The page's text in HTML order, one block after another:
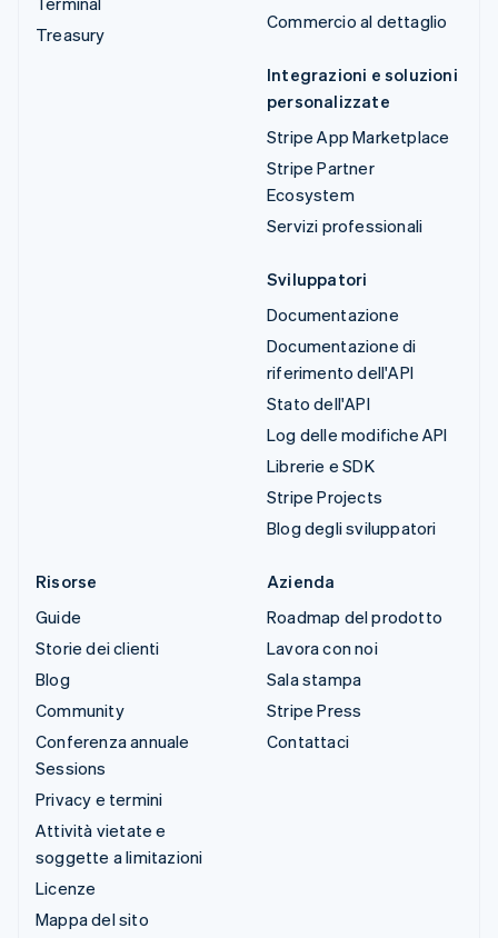
Treasury
Commercio al dettaglio
Integrazioni e soluzioni
personalizzate
Stripe App Marketplace
Stripe Partner
Ecosystem
Servizi professionali
Sviluppatori
Documentazione
Documentazione di
riferimento dell'API
Stato dell'API
Log delle modifiche API
Librerie e SDK
Stripe Projects
Blog degli sviluppatori
Risorse
Guide
Storie dei clienti
Blog
Community
Conferenza annuale
Sessions
Privacy e termini
Attività vietate e
soggette a limitazioni
Licenze
Mappa del sito
Azienda
Roadmap del prodotto
Lavora con noi
Sala stampa
Stripe Press
Contattaci